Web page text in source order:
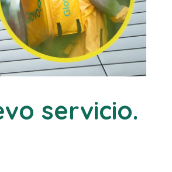
servicio.